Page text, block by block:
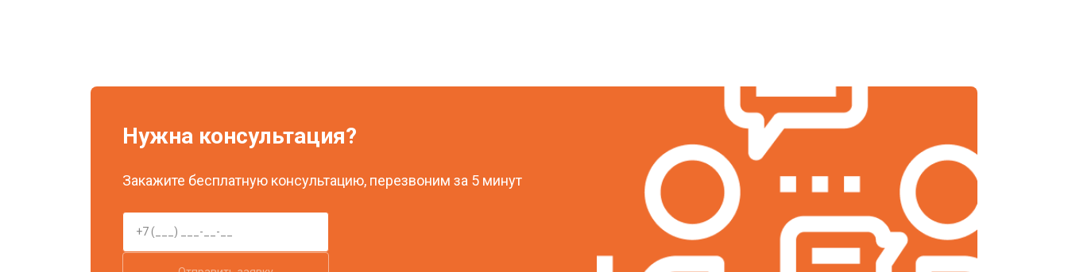
Нужна консультация?
Закажите бесплатную консультацию, перезвоним за 5 минут